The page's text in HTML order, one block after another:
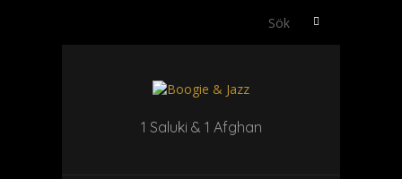
Sök
1 Saluki & 1 Afghan